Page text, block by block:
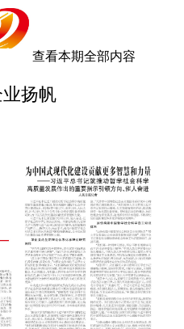
查看本期全部内容
扬帆